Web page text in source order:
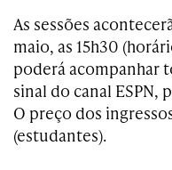
As sessões
maio, as 15h30
poderá acompanhar
sinal do canal ESPN,
O preço dos
(estudantes).